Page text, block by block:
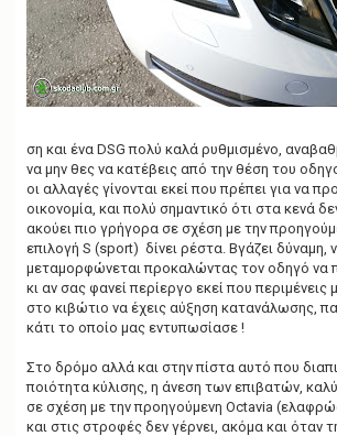
ση και ένα DSG πολύ καλά ρυθμισμένο,
να μην θες να κατέβεις από την θέση του
οι αλλαγές γίνονται εκεί που πρέπει για να
οικονομία, και πολύ σημαντικό ότι στα κενά
ακούει πιο γρήγορα σε σχέση με την
επιλογή S (sport) δίνει ρέστα. Βγάζει δύναμη,
μεταμορφώνεται προκαλώντας τον οδηγό να
κι αν σας φανεί περίεργο εκεί που περιμένεις
στο κιβώτιο να έχεις αύξηση κατανάλωσης,
κάτι το οποίο μας εντυπωσίασε !
Στο δρόμο αλλά και στην πίστα αυτό που
ποιότητα κύλισης, η άνεση των επιβατών,
σε σχέση με την προηγούμενη Octavia
και στις στροφές δεν γέρνει, ακόμα και όταν